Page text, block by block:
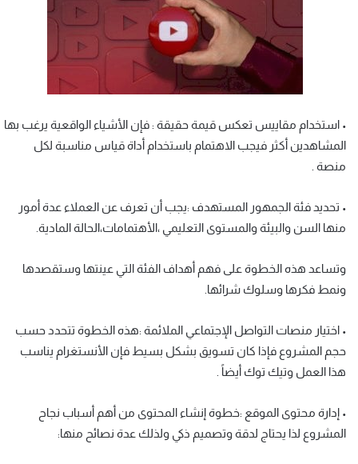
• استخدام مقاييس تعكس قيمة حقيقة : فإن الأشياء الواقعية يرغب بها
المشاهدين أكثر فيجب الاهتمام باستخدام أداة قياس مناسبة لكل
منصة .
• تحديد فئة الجمهور المستهدف :يجب أن تعرف عن العملاء عدة أمور
منها السن والبيئة والمستوى التعليمي ،الأهتمامات،الحالة المادية.
وتساعد هذه الخطوة على فهم أهداف الفئة التي عينتها وستقصدها
ونمط فكرها وسلوك شرائها.
• اختيار منصات التواصل الإجتماعي الملائمة :هذه الخطوة تتحدد حسب
حجم المشروع فإذا كان تسويق بشكل بسيط فإن الأنستغرام يناسب
هذا العمل وتيك توك أيضاً .
• إدارة محتوى الموقع :خطوة إنشاء المحتوى من أهم أسباب نجاح
المشروع لذا يحتاج لدقة وتصميم ذكي ولذلك عدة نصائح منها: